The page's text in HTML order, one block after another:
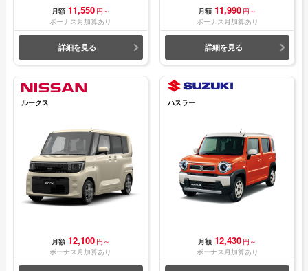
月額 11,550 円～
ボーナス月加算あり
詳細を見る
月額 11,990 円～
ボーナス月加算あり
詳細を見る
ルークス
月額 12,100 円～
ボーナス月加算あり
ハスラー
月額 12,430 円～
ボーナス月加算あり